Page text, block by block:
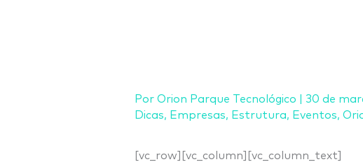
Por Orion Parque Tecnológico 30 de
Dicas, Empresas, Estrutura, Eventos,
[vc_row][vc_column][vc_column_text]